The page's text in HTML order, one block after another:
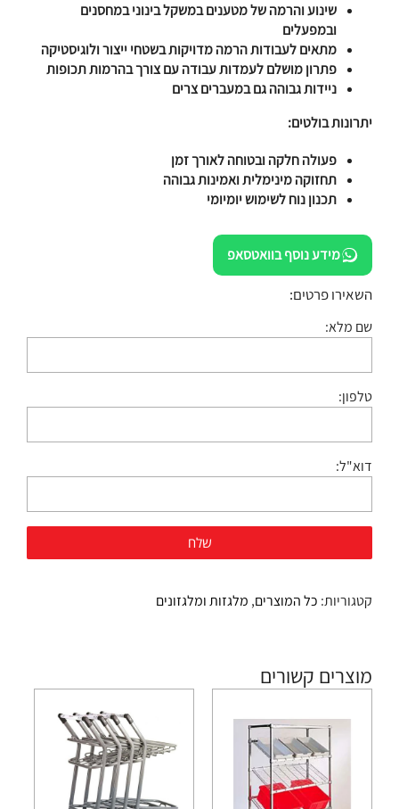
שינוע והרמה של מטענים במשקל בינוני במחסנים
ובמפעלים
מתאים לעבודות הרמה מדויקות בשטחי ייצור ולוגיסטיקה
פתרון מושלם לעמדות עבודה עם צורך בהרמות תכופות
ניידות גבוהה גם במעברים צרים
יתרונות בולטים:
פעולה חלקה ובטוחה לאורך זמן
תחזוקה מינימלית ואמינות גבוהה
תכנון נוח לשימוש יומיומי
מידע נוסף בוואטסאפ
השאירו פרטים:
שם מלא:
טלפון:
דוא"ל:
קטגוריות: כל המוצרים, מלגזות ומלגזונים
מוצרים קשורים